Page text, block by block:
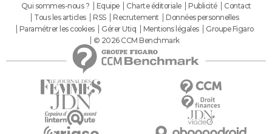
Qui sommes-nous ? Equipe Charte éditoriale Publicité
Contact
Tous les articles
RSS Recrutement
Données personnelles
Paramétrer les cookies
Gérer Utiq Mentions légales
Groupe Figaro
© 2026 CCM Benchmark